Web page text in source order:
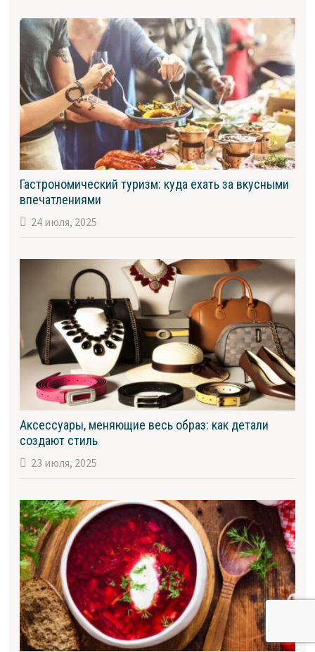
Гастрономический туризм: куда ехать за вкусными
впечатлениями
24 июля, 2025
Аксессуары, меняющие весь образ: как детали
создают стиль
23 июля, 2025